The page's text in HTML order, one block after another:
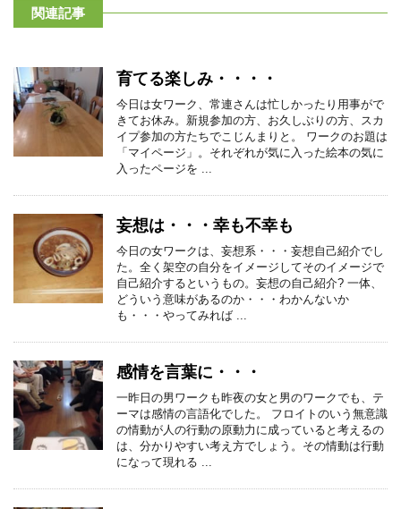
関連記事
育てる楽しみ・・・・
今日は女ワーク、常連さんは忙しかったり用事がで
きてお休み。新規参加の方、お久しぶりの方、スカ
イプ参加の方たちでこじんまりと。 ワークのお題は
「マイページ」。それぞれが気に入った絵本の気に
入ったページを ...
妄想は・・・幸も不幸も
今日の女ワークは、妄想系・・・妄想自己紹介でし
た。全く架空の自分をイメージしてそのイメージで
自己紹介するというもの。妄想の自己紹介? 一体、
どういう意味があるのか・・・わかんないか
も・・・やってみれば ...
感情を言葉に・・・
一昨日の男ワークも昨夜の女と男のワークでも、テ
ーマは感情の言語化でした。 フロイトのいう無意識
の情動が人の行動の原動力に成っていると考えるの
は、分かりやすい考え方でしょう。その情動は行動
になって現れる ...